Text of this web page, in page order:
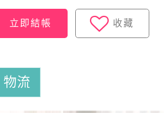
立即結帳 收藏
物流